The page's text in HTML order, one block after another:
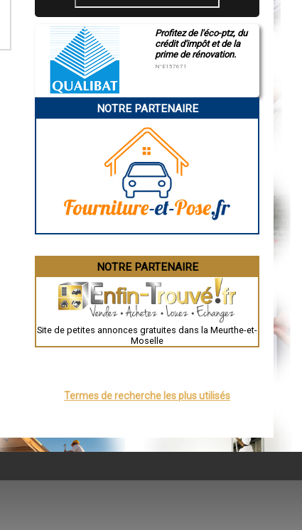
Profitez de l'éco-ptz, du
crédit d'impôt et de la
prime de rénovation.
N°E157671
NOTRE PARTENAIRE
NOTRE PARTENAIRE
Site de petites annonces gratuites dans la Meurthe-et-
Moselle
Termes de recherche les plus utilisés